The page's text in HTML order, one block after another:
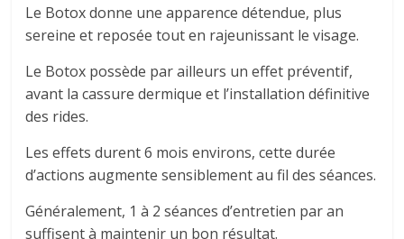
Le Botox donne une apparence détendue, plus
sereine et reposée tout en rajeunissant le visage.
Le Botox possède par ailleurs un effet préventif,
avant la cassure dermique et l’installation définitive
des rides.
Les effets durent 6 mois environs, cette durée
d’actions augmente sensiblement au fil des séances.
Généralement, 1 à 2 séances d’entretien par an
suffisent à maintenir un bon résultat.